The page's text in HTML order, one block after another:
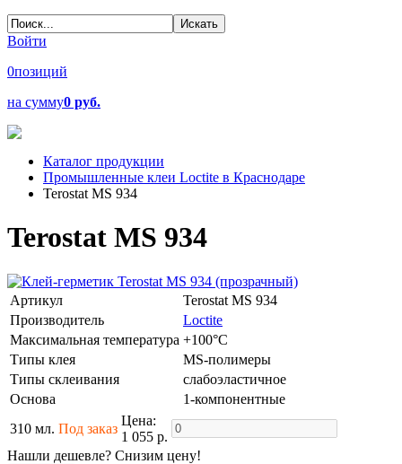
Войти
0позиций
на сумму0 руб.
Каталог продукции
Промышленные клеи Loctite в Краснодаре
Terostat MS 934
Terostat MS 934
Артикул
Terostat MS 934
Производитель
Loctite
Максимальная температура +100°C
Типы клея
MS-полимеры
Типы склеивания
слабоэластичное
Основа
1-компонентные
310 мл. Под заказ
Цена:
1 055 р.
Нашли дешевле? Снизим цену!